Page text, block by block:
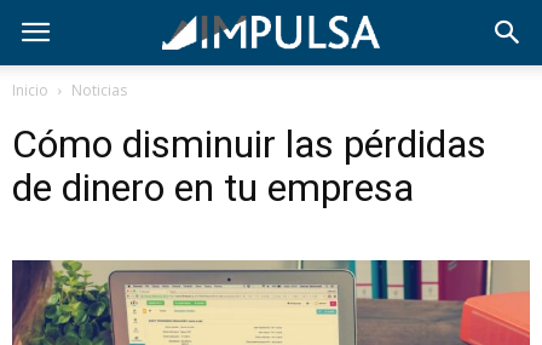
Inicio Noticias
Cómo disminuir las pérdidas
de dinero en tu empresa